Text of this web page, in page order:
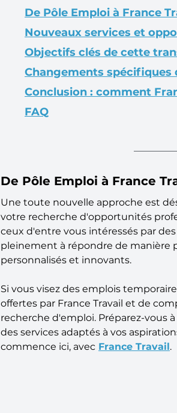
De Pôle Emploi à France
Nouveaux services et
Objectifs clés de cette
Changements spécifiques
Conclusion : comment
FAQ
De Pôle Emploi à France
Une toute nouvelle approche est
votre recherche d'opportunités
ceux d'entre vous intéressés par
pleinement à répondre de manière
personnalisés et innovants.
Si vous visez des emplois
offertes par France Travail et de
recherche d'emploi. Préparez-vous
des services adaptés à vos
commence ici, avec France Travail.